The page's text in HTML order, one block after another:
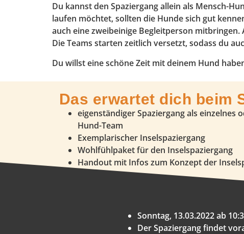
Du kannst den Spaziergang allein als Mensch-
laufen möchtet, sollten die Hunde sich gut
auch eine zweibeinige Begleitperson
Die Teams starten zeitlich versetzt, sodass du
Du willst eine schöne Zeit mit deinem Hund
Das erwartet dich beim
eigenständiger Spaziergang als einzelnes
Hund-Team
Exemplarischer Inselspaziergang
Wohlfühlpaket für den Inselspaziergang
Handout mit Infos zum Konzept der
Sonntag, 13.03.2022 ab
Der Spaziergang findet